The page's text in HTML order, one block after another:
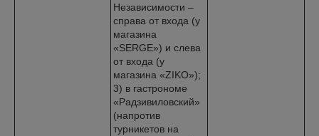
Независимости –
справа от входа (у
магазина
«SERGE») и слева
от входа (у
магазина «ZIKO»);
3) в гастрономе
«Радзивиловский»
(напротив
турникетов на